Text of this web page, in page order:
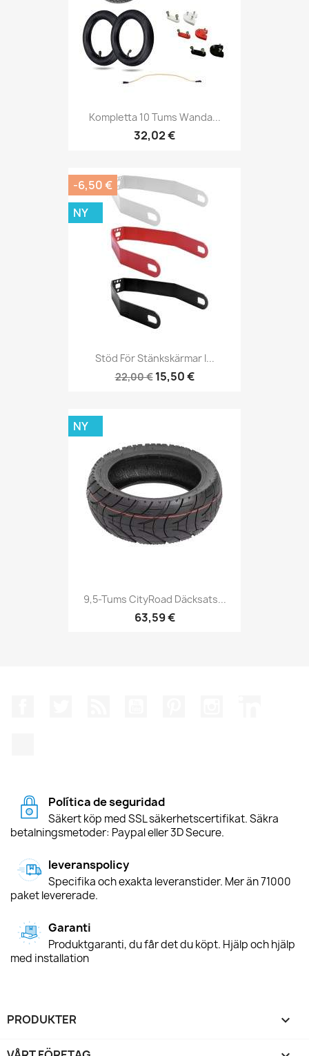
Kompletta 10 Tums Wanda...
32,02 €
Stöd För Stänkskärmar I...
22,00 € 15,50 €
-6,50 €
NY
9,5-Tums CityRoad Däcksats...
63,59 €
NY
Política de seguridad
Säkert köp med SSL säkerhetscertifikat. Säkra
betalningsmetoder: Paypal eller 3D Secure.
leveranspolicy
Specifika och exakta leveranstider. Mer än 71000
paket levererade.
Garanti
Produktgaranti, du får det du köpt. Hjälp och hjälp
med installation
PRODUKTER 